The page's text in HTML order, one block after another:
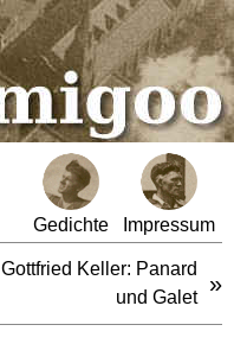
Gedichte Impressum
Gottfried Keller: Panard
und Galet
»